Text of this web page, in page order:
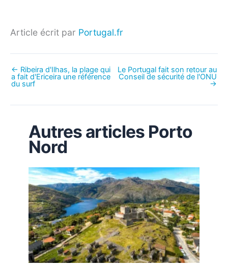
Article écrit par Portugal.fr
← Ribeira d'Ilhas, la plage qui
a fait d'Ericeira une référence
du surf
Le Portugal fait son retour au
Conseil de sécurité de l'ONU
→
Autres articles Porto
Nord